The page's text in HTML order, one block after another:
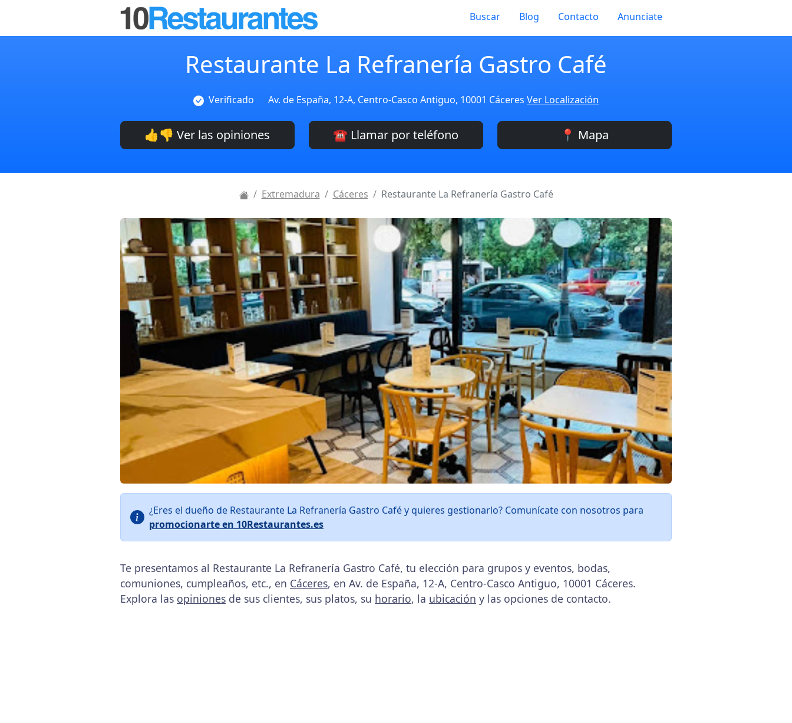
Buscar Blog Contacto Anunciate
Restaurante La Refranería Gastro Café
Verificado Av. de España, 12-A, Centro-Casco Antiguo, 10001 Cáceres Ver Localización
👍👎 Ver las opiniones ☎️ Llamar por teléfono 📍 Mapa
Extremadura Cáceres Restaurante La Refranería Gastro Café
¿Eres el dueño de Restaurante La Refranería Gastro Café y quieres gestionarlo? Comunícate con nosotros para
promocionarte en 10Restaurantes.es
Te presentamos al Restaurante La Refranería Gastro Café, tu elección para grupos y eventos, bodas,
comuniones, cumpleaños, etc., en Cáceres, en Av. de España, 12-A, Centro-Casco Antiguo, 10001 Cáceres.
Explora las opiniones de sus clientes, sus platos, su horario, la ubicación y las opciones de contacto.